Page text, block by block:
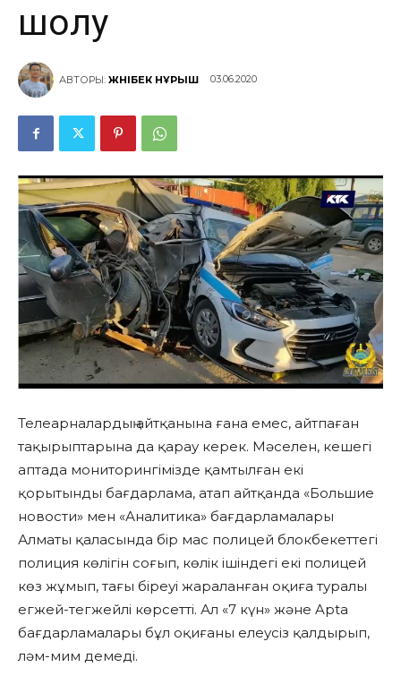
шолу
АВТОРЫ: ЖӘНІБЕК НҰРЫШ 03.06.2020
Телеарналардың айтқанына ғана емес, айтпаған
тақырыптарына да қарау керек. Мәселен, кешегі
аптада мониторингімізде қамтылған екі
қорытынды бағдарлама, атап айтқанда «Большие
новости» мен «Аналитика» бағдарламалары
Алматы қаласында бір мас полицей блокбекеттегі
полиция көлігін соғып, көлік ішіндегі екі полицей
көз жұмып, тағы біреуі жараланған оқиға туралы
егжей-тегжейлі көрсетті. Ал «7 күн» және Apta
бағдарламалары бұл оқиғаны елеусіз қалдырып,
ләм-мим демеді.